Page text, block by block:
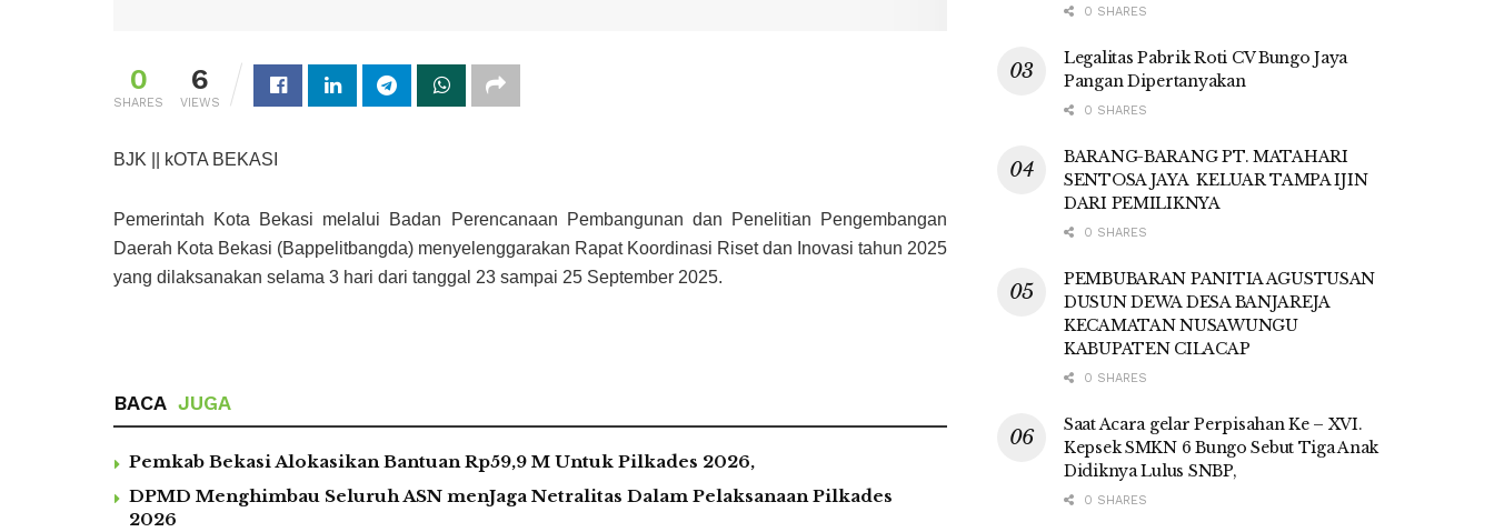
0
SHARES
6
VIEWS
BJK || kOTA BEKASI
Pemerintah Kota Bekasi melalui Badan Perencanaan Pembangunan dan Penelitian Pengembangan
Daerah Kota Bekasi (Bappelitbangda) menyelenggarakan Rapat Koordinasi Riset dan Inovasi tahun 2025
yang dilaksanakan selama 3 hari dari tanggal 23 sampai 25 September 2025.
BACA JUGA
Pemkab Bekasi Alokasikan Bantuan Rp59,9 M Untuk Pilkades 2026,
DPMD Menghimbau Seluruh ASN menJaga Netralitas Dalam Pelaksanaan Pilkades
2026
0 SHARES
Legalitas Pabrik Roti CV Bungo Jaya
Pangan Dipertanyakan
0 SHARES
BARANG-BARANG PT. MATAHARI
SENTOSA JAYA KELUAR TAMPA IJIN
DARI PEMILIKNYA
0 SHARES
PEMBUBARAN PANITIA AGUSTUSAN
DUSUN DEWA DESA BANJAREJA
KECAMATAN NUSAWUNGU
KABUPATEN CILACAP
0 SHARES
Saat Acara gelar Perpisahan Ke – XVI.
Kepsek SMKN 6 Bungo Sebut Tiga Anak
Didiknya Lulus SNBP,
0 SHARES